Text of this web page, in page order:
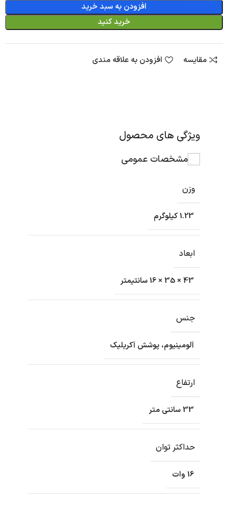
افزودن به سبد خرید
خرید کنید
مقایسه افزودن به علاقه مندی
ویژگی های محصول
مشخصات عمومی
وزن
1.23 کیلوگرم
ابعاد
43 × 35 × 16 سانتیمتر
جنس
آلومینیوم، پوشش آکریلیک
ارتفاع
33 سانتی متر
حداکثر توان
16 وات